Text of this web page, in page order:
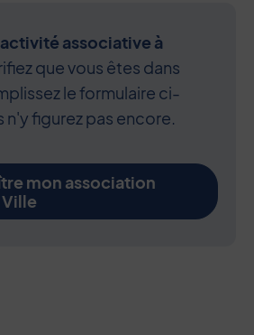
associative à
que vous êtes dans
le formulaire ci-
n'y figurez pas encore.
mon association
Ville